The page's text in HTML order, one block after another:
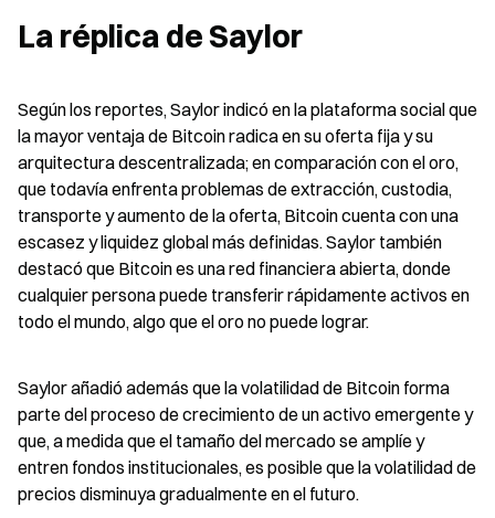
La réplica de Saylor
Según los reportes, Saylor indicó en la plataforma social que
la mayor ventaja de Bitcoin radica en su oferta fija y su
arquitectura descentralizada; en comparación con el oro,
que todavía enfrenta problemas de extracción, custodia,
transporte y aumento de la oferta, Bitcoin cuenta con una
escasez y liquidez global más definidas. Saylor también
destacó que Bitcoin es una red financiera abierta, donde
cualquier persona puede transferir rápidamente activos en
todo el mundo, algo que el oro no puede lograr.
Saylor añadió además que la volatilidad de Bitcoin forma
parte del proceso de crecimiento de un activo emergente y
que, a medida que el tamaño del mercado se amplíe y
entren fondos institucionales, es posible que la volatilidad de
precios disminuya gradualmente en el futuro.